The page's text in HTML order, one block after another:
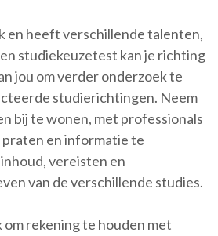
en heeft verschillende talenten,
studiekeuzetest kan je richting
jou om verder onderzoek te
studierichtingen. Neem
bij te wonen, met professionals
en informatie te
vereisten en
van de verschillende studies.
om rekening te houden met